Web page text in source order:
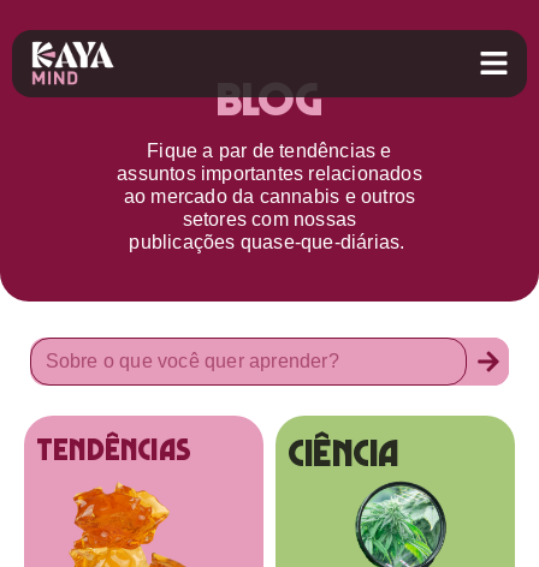
Blog
Fique a par detendências e
assuntos importantes relacionados
ao mercado da cannabis e outros
setorescom nossas
publicações quase-que-diárias.
tendências Ciência